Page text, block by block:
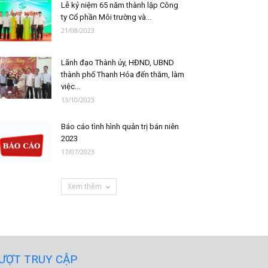
Lễ kỷ niệm 65 năm thành lập Công
ty Cổ phần Môi trường và...
21/08/2023
Lãnh đạo Thành ủy, HĐND, UBND
thành phố Thanh Hóa đến thăm, làm
việc...
13/10/2023
Báo cáo tình hình quản trị bán niên
2023
17/07/2023
Xem thêm
TRUY CẬP